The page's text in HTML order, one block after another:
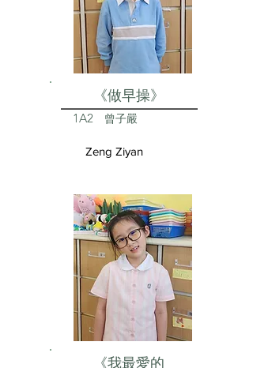
《做早操》
1A2 曾子嚴
Zeng Ziyan
《我最愛的